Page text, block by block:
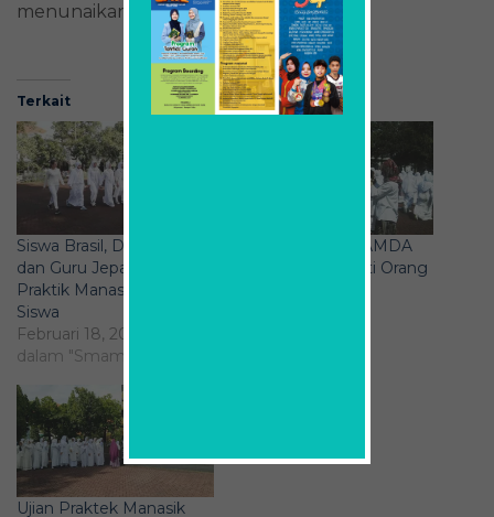
menunaikan ibadah haji di tanah suci
Terkait
Siswa Brasil, Denmark,
dan Guru Jepang Ikuti
Praktik Manasik Haji
Siswa
Februari 18, 2019
dalam "Smamda"
Manasik Haji SMAMDA
Jadi Heboh Diikuti Orang
Ujian Praktek Manasik